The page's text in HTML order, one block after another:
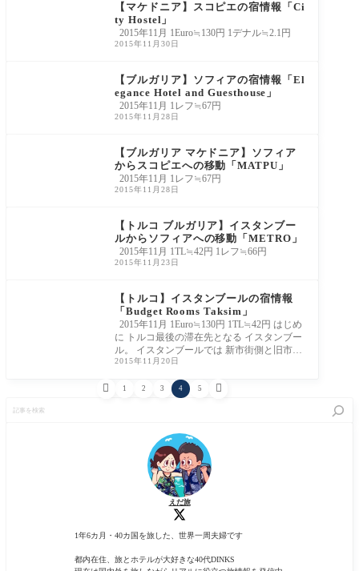
【マケドニア】スコピエの宿情報「Ci
ty Hostel」
2015年11月 1Euro≒130円 1デナル≒2.1円
2015年11月30日
【ブルガリア】ソフィアの宿情報「El
egance Hotel and Guesthouse」
2015年11月 1レフ≒67円
2015年11月28日
【ブルガリア マケドニア】ソフィア
からスコピエへの移動「MATPU」
2015年11月 1レフ≒67円
2015年11月28日
【トルコ ブルガリア】イスタンブー
ルからソフィアへの移動「METRO」
2015年11月 1TL≒42円 1レフ≒66円
2015年11月23日
【トルコ】イスタンブールの宿情報
「Budget Rooms Taksim」
2015年11月 1Euro≒130円 1TL≒42円 はじめ
に トルコ最後の滞在先となる イスタンブー
ル。 イスタンブールでは 新市街側と旧市街
側 ど
2015年11月20日
 1 2 3 4 5 
えだ旅
1年6カ月・40カ国を旅した、世界一周夫婦です
都内在住、旅とホテルが大好きな40代DINKS